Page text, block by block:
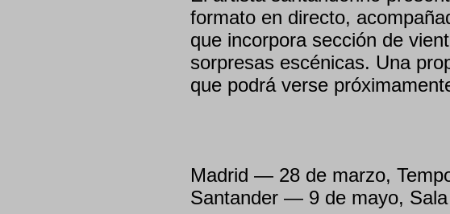
formato en directo,
que incorpora sección de
sorpresas escénicas. Una
que podrá verse
Madrid — 28 de marzo,
Santander — 9 de mayo,